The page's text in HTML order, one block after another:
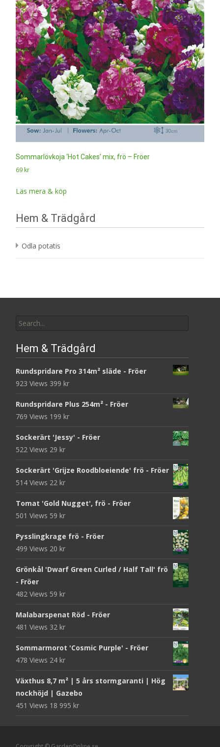
Sommarlövkoja ‘Hot Cakes’ mix, frö – Fröer
69 kr
Läs mera & köp
Hem & Trädgård
Odla potatis
for:
Hem & Trädgård
Rundspridare Pro 314m² släde - Fröer
923 Views 399 kr
Rundspridare Plus 254m² - Fröer
769 Views 199 kr
Sockerärt 'Jessy' - Fröer
522 Views 29 kr
Sockerärt 'Grijze Roodbloeiende' frö - Fröer
514 Views 22 kr
Tomat 'Gold Nugget', frö - Fröer
501 Views 59 kr
Pysslingkrage frö - Fröer
499 Views 20 kr
Grönkål 'Dwarf Green Curled / Half Tall' frö
- Fröer
482 Views 59 kr
Malabarspenat Röd - Fröer
481 Views 32 kr
Sommarmorot 'Cosmic Purple' - Fröer
478 Views 24 kr
Växthus 8,7 m² | 5 års stormgaranti | Hög
nockhöjd | Gazebo
451 Views 18 995 kr